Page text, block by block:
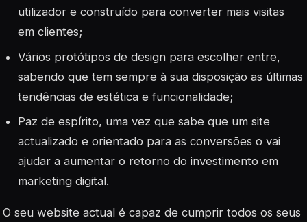
utilizador e construído para converter mais visitas
em clientes;
Vários protótipos de design para escolher entre,
sabendo que tem sempre à sua disposição as últimas
tendências de estética e funcionalidade;
Paz de espírito, uma vez que sabe que um site
actualizado e orientado para as conversões o vai
ajudar a aumentar o retorno do investimento em
marketing digital.
O seu website actual é capaz de cumprir todos os seus